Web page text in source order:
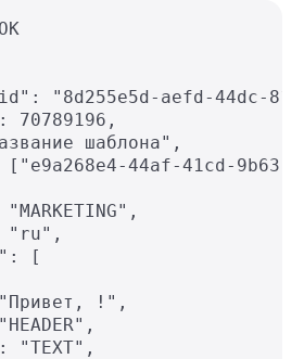
"8d255e5d-aefd-44dc-
70789196,
шаблона",
["e9a268e4-44af-41cd-9b63-
"MARKETING",
"ru",
[
!",
"TEXT",